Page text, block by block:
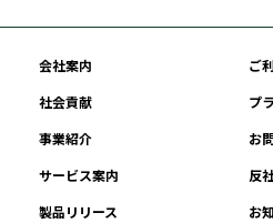
会社案内
ご
社会貢献
プ
事業紹介
お
サービス案内
反
製品リリース
お